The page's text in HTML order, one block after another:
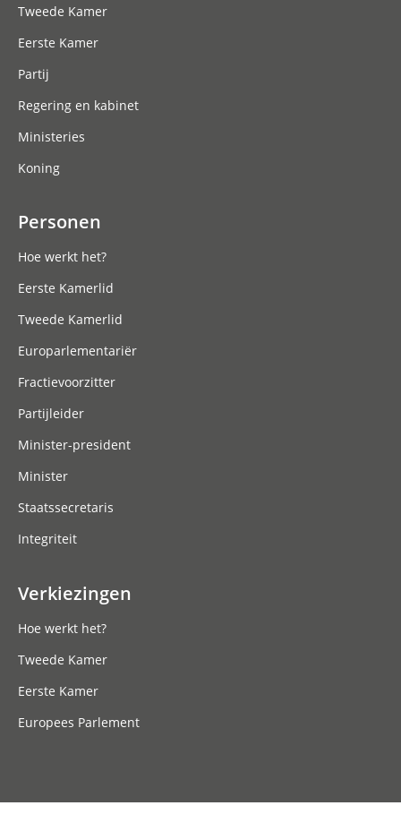
Tweede Kamer
Eerste Kamer
Partij
Regering en kabinet
Ministeries
Koning
Personen
Hoe werkt het?
Eerste Kamerlid
Tweede Kamerlid
Europarlementariër
Fractievoorzitter
Partijleider
Minister-president
Minister
Staatssecretaris
Integriteit
Verkiezingen
Hoe werkt het?
Tweede Kamer
Eerste Kamer
Europees Parlement